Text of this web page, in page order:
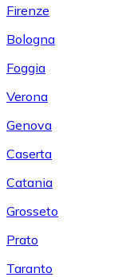
Firenze
Bologna
Foggia
Verona
Genova
Caserta
Catania
Grosseto
Prato
Taranto